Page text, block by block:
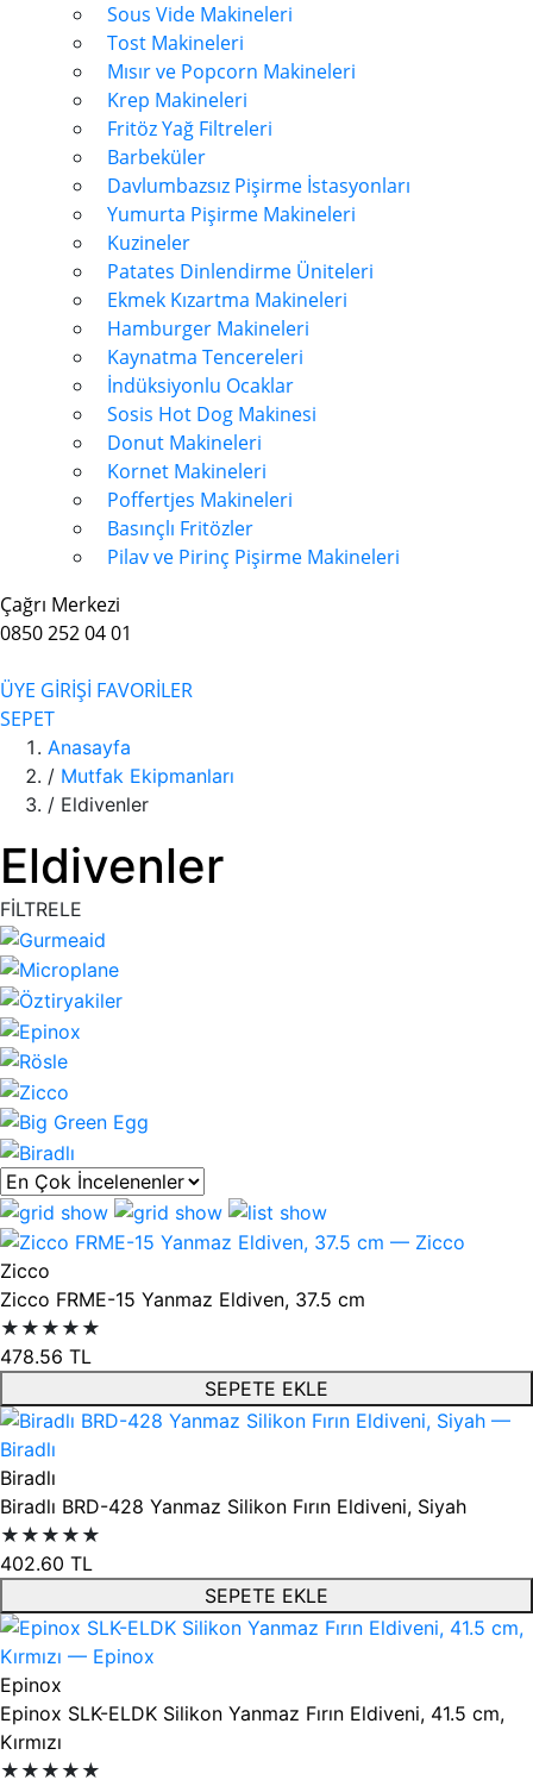
Sous Vide Makineleri
Tost Makineleri
Mısır ve Popcorn Makineleri
Krep Makineleri
Fritöz Yağ Filtreleri
Barbeküler
Davlumbazsız Pişirme İstasyonları
Yumurta Pişirme Makineleri
Kuzineler
Patates Dinlendirme Üniteleri
Ekmek Kızartma Makineleri
Hamburger Makineleri
Kaynatma Tencereleri
İndüksiyonlu Ocaklar
Sosis Hot Dog Makinesi
Donut Makineleri
Kornet Makineleri
Poffertjes Makineleri
Basınçlı Fritözler
Pilav ve Pirinç Pişirme Makineleri
Çağrı Merkezi
0850 252 04 01
ÜYE GİRİŞİ FAVORİLER
SEPET
Anasayfa
/ Mutfak Ekipmanları
/ Eldivenler
Eldivenler
FİLTRELE
Ürün listesi
Zicco
Zicco FRME-15 Yanmaz Eldiven, 37.5 cm
★★★★★
478.56 TL
SEPETE EKLE
Biradlı
Biradlı BRD-428 Yanmaz Silikon Fırın Eldiveni, Siyah
★★★★★
402.60 TL
SEPETE EKLE
Epinox
Epinox SLK-ELDK Silikon Yanmaz Fırın Eldiveni, 41.5 cm,
Kırmızı
★★★★★